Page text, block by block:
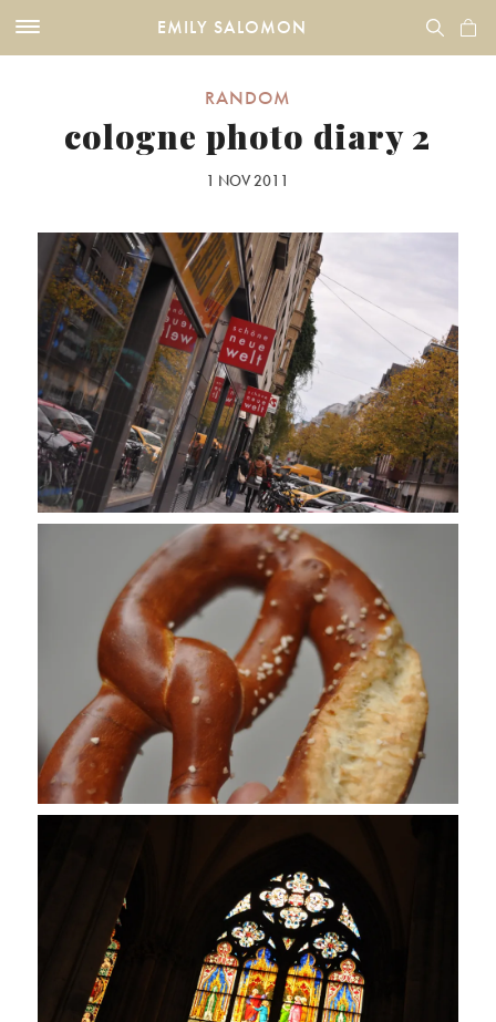
EMILY SALOMON
RANDOM
cologne photo diary 2
1 NOV 2011